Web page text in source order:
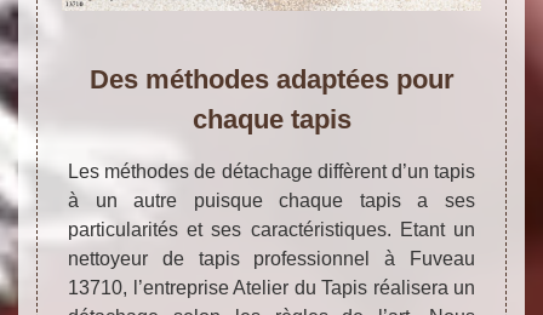
Des méthodes adaptées pour
chaque tapis
Les méthodes de détachage diffèrent d’un tapis
à un autre puisque chaque tapis a ses
particularités et ses caractéristiques. Etant un
nettoyeur de tapis professionnel à Fuveau
13710, l’entreprise Atelier du Tapis réalisera un